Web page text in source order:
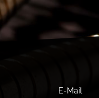
E-Mail